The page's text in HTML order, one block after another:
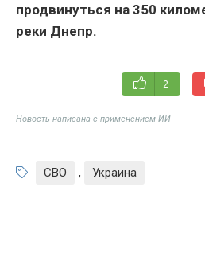
продвинуться на 350
реки Днепр.
2
Новость написана с применением ИИ
СВО , Украина